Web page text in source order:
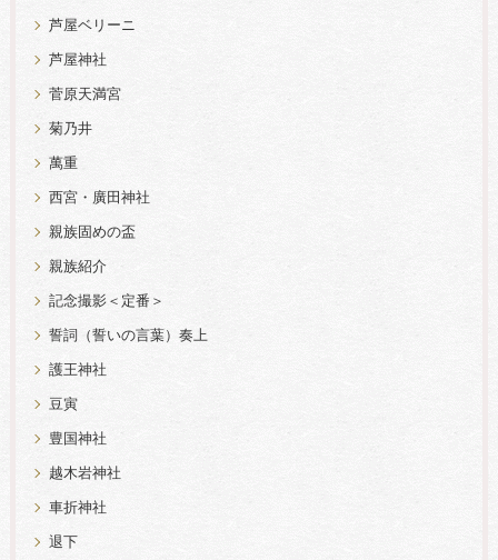
芦屋ベリーニ
芦屋神社
菅原天満宮
菊乃井
萬重
西宮・廣田神社
親族固めの盃
親族紹介
記念撮影＜定番＞
誓詞（誓いの言葉）奏上
護王神社
豆寅
豊国神社
越木岩神社
車折神社
退下